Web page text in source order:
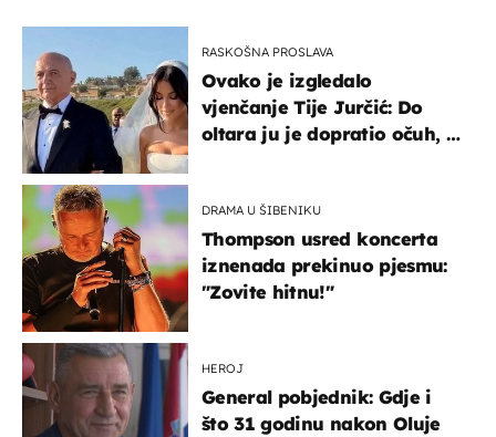
RASKOŠNA PROSLAVA
Ovako je izgledalo
vjenčanje Tije Jurčić: Do
oltara ju je dopratio očuh, a
DRAMA U ŠIBENIKU
Thompson usred koncerta
iznenada prekinuo pjesmu:
"Zovite hitnu!"
HEROJ
General pobjednik: Gdje i
što 31 godinu nakon Oluje